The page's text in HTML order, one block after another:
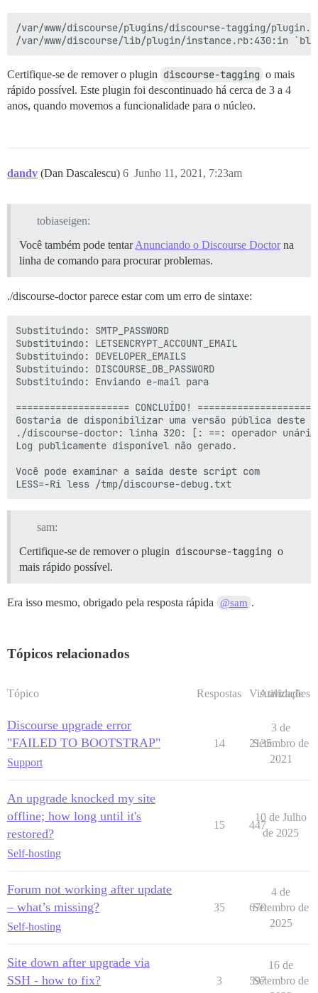
/var/www/discourse/plugins/discourse-tagging/
Certifique-se de remover o plugin discourse-tagging o mais
rápido possível. Este plugin foi descontinuado há cerca de 3 a 4
anos, quando movemos a funcionalidade para o núcleo.
dandv (Dan Dascalescu) Junho 11, 2021, 7:23am
6
tobiaseigen:
Você também pode tentarAnunciando o Discourse Doctorna
linha de comando para procurar problemas.
./discourse-doctor parece estar com um erro de sintaxe:
Substituindo: SMTP_PASSWORD
Substituindo: LETSENCRYPT_ACCOUNT_EMAIL
Substituindo: DEVELOPER_EMAILS
Substituindo: DISCOURSE_DB_PASSWORD
Substituindo: Enviando e-mail para
==================== CONCLUÍDO! ====================
Gostaria de disponibilizar uma versão pública deste
./discourse-doctor: linha 320: [: ==: operador unário
Log publicamente disponível não gerado.
Você pode examinar a saída deste script com
sam:
Certifique-se de remover o plugin discourse-tagging o
mais rápido possível.
Era isso mesmo, obrigado pela resposta rápida @sam .
Tópicos relacionados
Tópico Respostas Visualizações
Atividade
Discourse upgrade error
"FAILED TO BOOTSTRAP"
Support
14 2135
3 de
Setembro de
2021
An upgrade knocked my site
offline; how long until it's
restored?
Self-hosting
15 447
10 de Julho
de 2025
Forum not working after update
– what’s missing?
Self-hosting
35 670
4 de
Setembro de
2025
Site down after upgrade via
SSH - how to fix?
3 597
16 de
Setembro de